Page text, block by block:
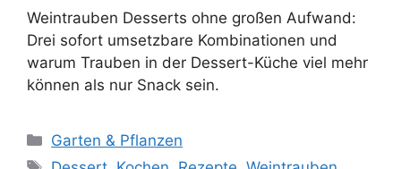
Weintrauben Desserts ohne großen Aufwand:
Drei sofort umsetzbare Kombinationen und
warum Trauben in der Dessert-Küche viel mehr
können als nur Snack sein.
Kategorien
Garten & Pflanzen
Schlagwörter